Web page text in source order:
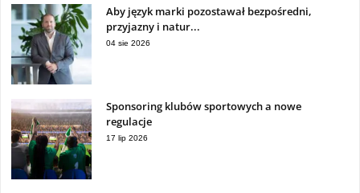
Aby język marki pozostawał bezpośredni,
przyjazny i natur...
04 sie 2026
Sponsoring klubów sportowych a nowe
regulacje
17 lip 2026